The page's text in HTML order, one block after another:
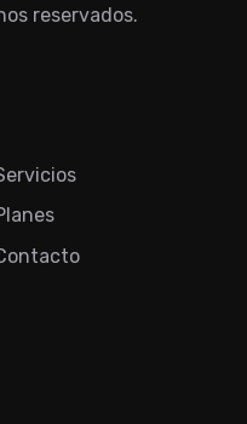
reservados.